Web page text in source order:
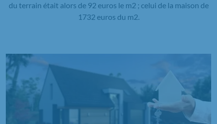
du terrain était alors de 92 euros le m2 ; celui de la maison de
1732 euros du m2.